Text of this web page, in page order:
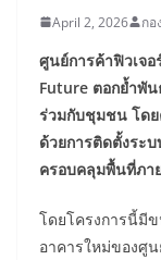
April 2, 2026 กอ
ศูนย์การค้าฟิวเจ
Future ตอกย้ำพั
ร่วมกับชุมชน โดย
ด้วยการติดตั้งระ
ครอบคลุมพื้นที่ภา
โดยโครงการนี้มี
อาคารใหม่ของศูน